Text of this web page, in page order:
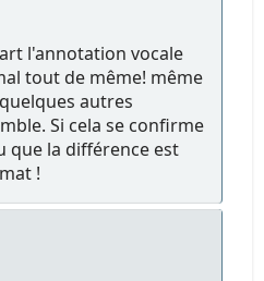
l'annotation vocale
tout de même! même
autres
Si cela se confirme
que la différence est
!